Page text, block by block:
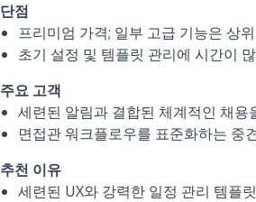
단점
프리미엄 가격; 일부 고급 기능은 상
초기 설정 및 템플릿 관리에 시간이
주요 고객
세련된 알림과 결합된 체계적인 채용
면접관 워크플로우를 표준화하는 중
추천 이유
세련된 UX와 강력한 일정 관리 템플